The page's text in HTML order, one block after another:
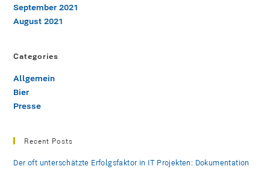
September 2021
August 2021
Categories
Allgemein
Bier
Presse
Recent Posts
Der oft unterschätzte Erfolgsfaktor in IT-Projekten: Dokumentation